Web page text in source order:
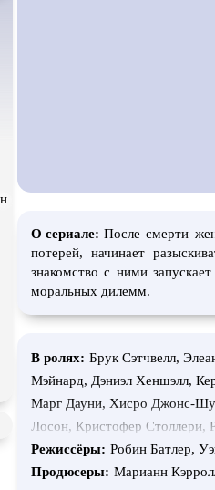
О сериале: После смерти
потерей, начинает
знакомство с ними
моральных дилемм.
В ролях: Брук Сэтчвелл,
Мэйнард, Дэниэл Хеншэлл,
Марг Дауни, Хисро Джонс-
Лосон, Кристофер Столлери,
Джейсон Агиус, Николетт
Бастони, Даниэла
Режиссёры: Робин Батлер,
Продюсеры: Марианн